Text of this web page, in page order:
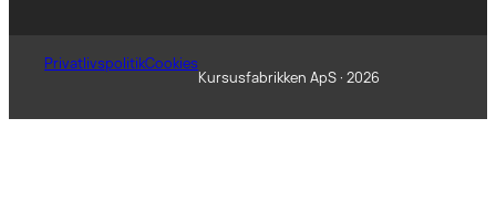
PrivatlivspolitikCookies
Kursusfabrikken ApS · 2026